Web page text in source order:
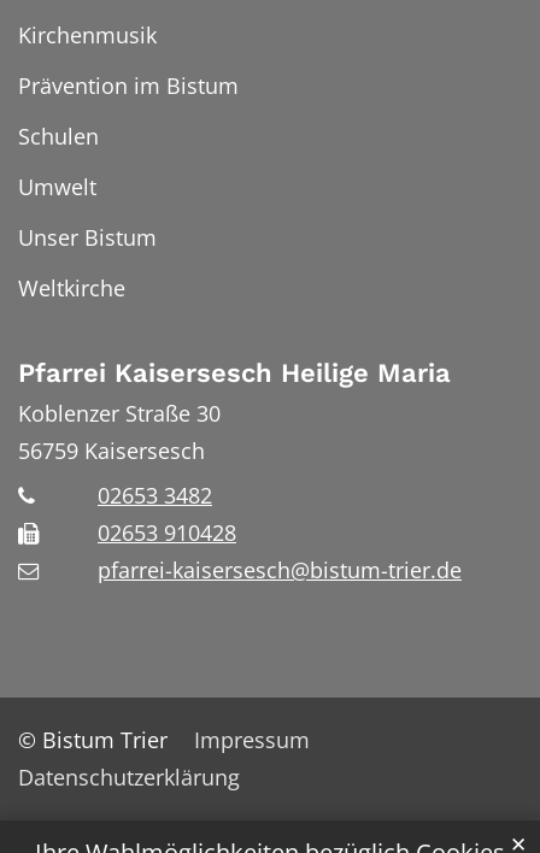
✕
Kirchenmusik
Prävention im Bistum
Schulen
Umwelt
Unser Bistum
Weltkirche
Pfarrei Kaisersesch Heilige Maria
Koblenzer Straße 30
56759 Kaisersesch
02653 3482
02653 910428
pfarrei-kaisersesch@bistum-trier.de
© Bistum Trier
Impressum
Datenschutzerklärung